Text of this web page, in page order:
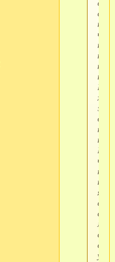
со
слов
что,
как-
то.
там.
Но...
что-
то
я
уже